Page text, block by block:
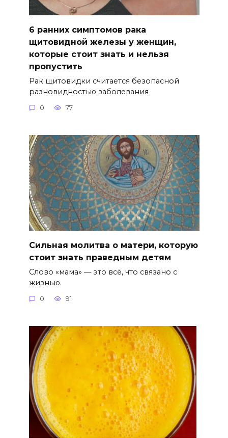
6 ранних симптомов рака
щитовидной железы у женщин,
которые стоит знать и нельзя
пропустить
Рак щитовидки считается безопасной
разновидностью заболевания
0 77
Сильная молитва о матери, которую
стоит знать праведным детям
Слово «мама» — это всё, что связано с
жизнью.
0 91